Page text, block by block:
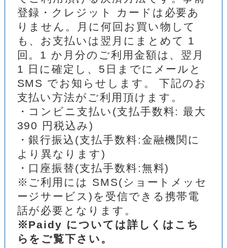
登録・クレジット カードは必要あ
りません。月に何回お買い物して
も、お支払いは翌月にまとめて 1
回。1 か月分のご利用金額は、翌月
1 日に確定し、5日までにメールと
SMS でお知らせします。 下記のお
支払い方法がご利用頂けます。
・コンビニ支払い(支払手数料: 最大
390 円税込み)
・銀行振込(支払手数料:金融機関に
より異なります)
・口座振替(支払手数料:無料)
※ご利用には SMS(ショートメッセ
ージサービス)を受信できる携帯電
話が必要となります。
※Paidy については詳しくはこち
らをご覧下さい。